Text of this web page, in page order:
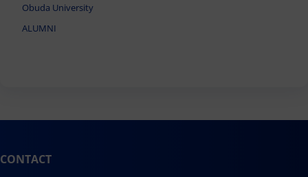
Obuda University
ALUMNI
CONTACT